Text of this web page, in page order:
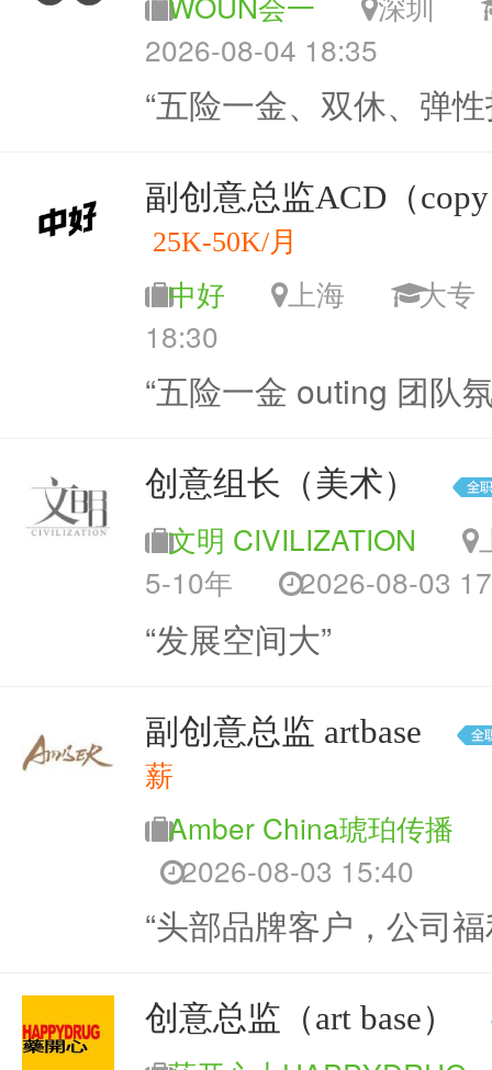
2026-08-04 18:35
“五险一金、双休、弹性
副创意总监ACD（copy
25K-50K/月
中好 上海
大
18:30
“五险一金 outing 团队
创意组长（美术）
文明 CIVILIZATION
5-10年
2026-08-03
“发展空间大”
副创意总监 artbase
薪
Amber China琥珀传播
2026-08-03 15:40
“头部品牌客户，公司
创意总监（art base）